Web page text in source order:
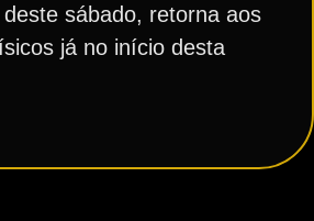
sábado, retorna aos
já no início desta